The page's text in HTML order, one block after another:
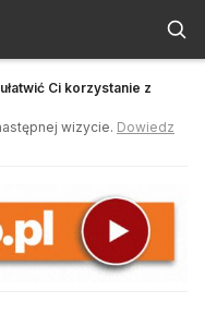
Ci korzystanie z
wizycie. Dowiedz